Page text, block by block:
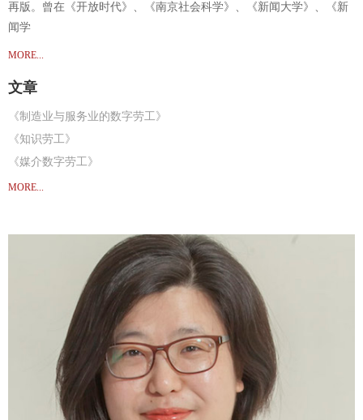
再版。曾在《开放时代》、《南京社会科学》、《新闻大学》、《新
闻学
MORE...
文章
《制造业与服务业的数字劳工》
《知识劳工》
《媒介数字劳工》
《姚建华、刘畅. 新媒体语境下众包新闻生产中的弹性雇佣关系研究》
《姚建华. 传播政治经济学视域下的媒介产业数字劳工研究》
《姚建华. 传播政治经济学与数字时代的劳动转型》
MORE...